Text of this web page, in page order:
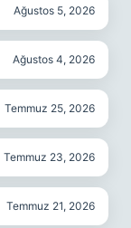
Ağustos 5, 2026
Ağustos 4, 2026
Temmuz 25, 2026
Temmuz 23, 2026
Temmuz 21, 2026